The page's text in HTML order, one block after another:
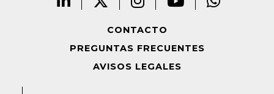
CONTACTO
PREGUNTAS FRECUENTES
AVISOS LEGALES